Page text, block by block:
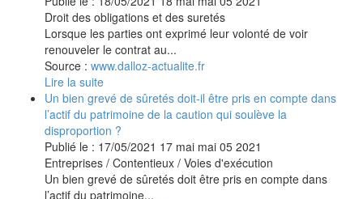
Droit des obligations et des suretés
Lorsque les parties ont exprimé leur volonté de voir
renouveler le contrat au...
Source : www.dalloz-actualite.fr
Lire la suite
Un bien grevé de sûretés doit-il être pris en compte dans
l’actif du patrimoine de la caution qui soulève la
disproportion ?
Publié le : 17/05/2021 17 mai mai 05 2021
Entreprises / Contentieux / Voies d'exécution
Un bien grevé de sûretés doit être pris en compte dans
l’actif du patrimoine...